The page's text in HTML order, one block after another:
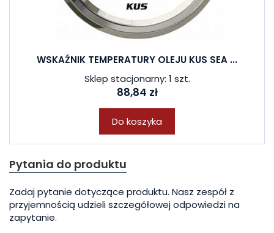
WSKAŹNIK TEMPERATURY OLEJU KUS SEA ...
Sklep stacjonarny: 1 szt.
88,84 zł
Do koszyka
Pytania do produktu
Zadaj pytanie dotyczące produktu. Nasz zespół z
przyjemnością udzieli szczegółowej odpowiedzi na
zapytanie.